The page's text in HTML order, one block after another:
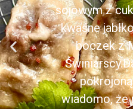
sojowym z
kwaśne
boczek z
wiadomo, że